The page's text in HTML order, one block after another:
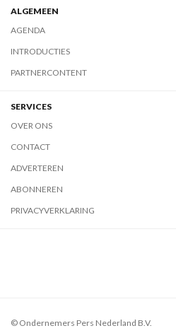
ALGEMEEN
AGENDA
INTRODUCTIES
PARTNERCONTENT
SERVICES
OVER ONS
CONTACT
ADVERTEREN
ABONNEREN
PRIVACYVERKLARING
© Ondernemers Pers Nederland B.V.